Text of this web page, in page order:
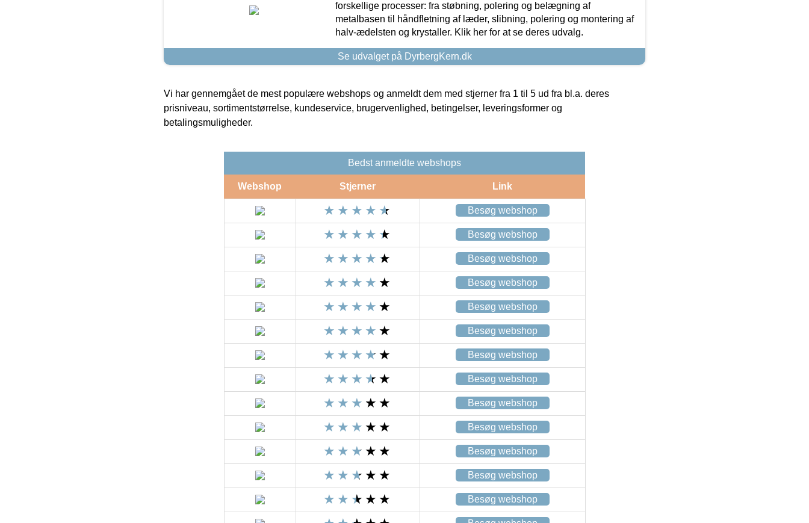
forskellige processer: fra støbning, polering og belægning af
metalbasen til håndfletning af læder, slibning, polering og montering af
halv-ædelsten og krystaller. Klik her for at se deres udvalg.
Se udvalget på DyrbergKern.dk
Vi har gennemgået de mest populære webshops og anmeldt dem med stjerner fra 1 til 5 ud fra bl.a. deres
prisniveau, sortimentstørrelse, kundeservice, brugervenlighed, betingelser, leveringsformer og
betalingsmuligheder.
Bedst anmeldte webshops
Webshop Stjerner Link
Besøg webshop
Besøg webshop
Besøg webshop
Besøg webshop
Besøg webshop
Besøg webshop
Besøg webshop
Besøg webshop
Besøg webshop
Besøg webshop
Besøg webshop
Besøg webshop
Besøg webshop